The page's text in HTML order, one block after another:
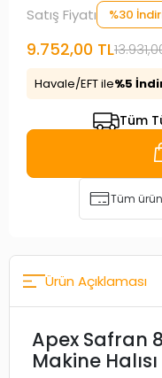
Satış Fiyatı %30
9.752,00 TL
Havale/EFT ile%5
Tüm
Tüm
Ürün Açıklaması
Apex Safran
Makine Halısı